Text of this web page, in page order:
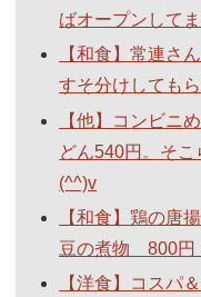
ばオープンして
【和食】常連さ
すそ分けしても
【他】コンビニ
どん540円。そこ
(^^)v
【和食】鶏の唐
豆の煮物 800円
【洋食】コスパ